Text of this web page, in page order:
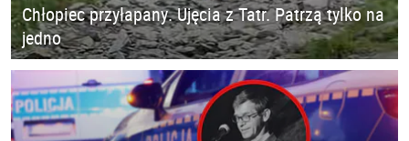
Chłopiec przyłapany. Ujęcia z Tatr. Patrzą tylko na
jedno